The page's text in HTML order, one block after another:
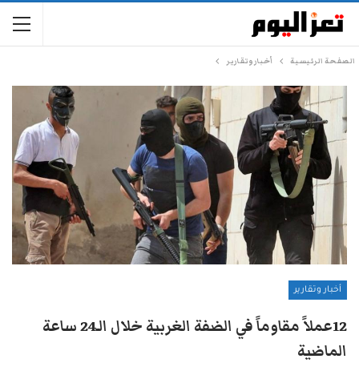
الصفحة الرئيسية أخبار وتقارير
أخبار وتقارير
12عملاً مقاوماً في الضفة الغربية خلال الـ24 ساعة
الماضية